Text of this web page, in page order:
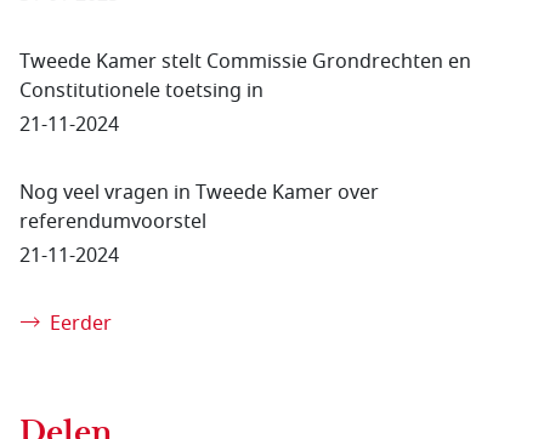
Tweede Kamer stelt Commissie Grondrechten en
Constitutionele toetsing in
21-11-2024
Nog veel vragen in Tweede Kamer over
referendumvoorstel
21-11-2024
Eerder